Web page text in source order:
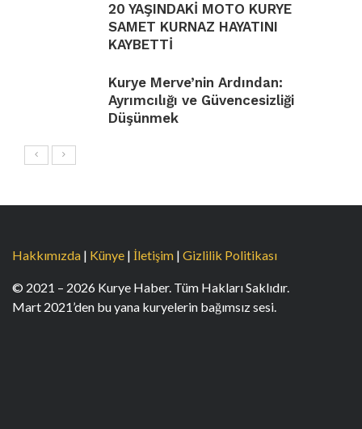
20 YAŞINDAKİ MOTO KURYE
SAMET KURNAZ HAYATINI
KAYBETTİ
Kurye Merve’nin Ardından:
Ayrımcılığı ve Güvencesizliği
Düşünmek
Hakkımızda | Künye | İletişim | Gizlilik Politikası
© 2021 – 2026 Kurye Haber. Tüm Hakları Saklıdır.
Mart 2021’den bu yana kuryelerin bağımsız sesi.